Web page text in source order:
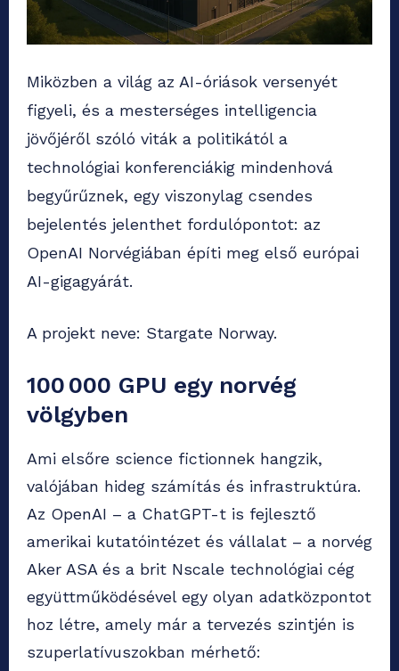
Miközben a világ az AI-óriások versenyét
figyeli, és a mesterséges intelligencia
jövőjéről szóló viták a politikától a
technológiai konferenciákig mindenhová
begyűrűznek, egy viszonylag csendes
bejelentés jelenthet fordulópontot: az
OpenAI Norvégiában építi meg első európai
AI-gigagyárát.
A projekt neve: Stargate Norway.
100 000 GPU egy norvég
völgyben
Ami elsőre science fictionnek hangzik,
valójában hideg számítás és infrastruktúra.
Az OpenAI – a ChatGPT-t is fejlesztő
amerikai kutatóintézet és vállalat – a norvég
Aker ASA és a brit Nscale technológiai cég
együttműködésével egy olyan adatközpontot
hoz létre, amely már a tervezés szintjén is
szuperlatívuszokban mérhető: